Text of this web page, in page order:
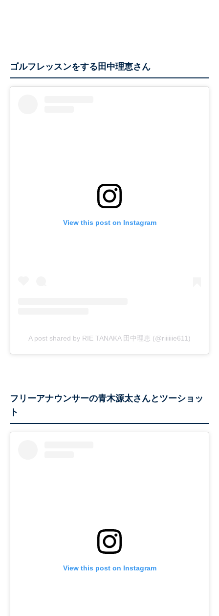
ゴルフレッスンをする田中理恵さん
View this post on Instagram
A post shared by RIE TANAKA 田中理恵 (@riiiiiie611)
フリーアナウンサーの青木源太さんとツーショッ
ト
View this post on Instagram